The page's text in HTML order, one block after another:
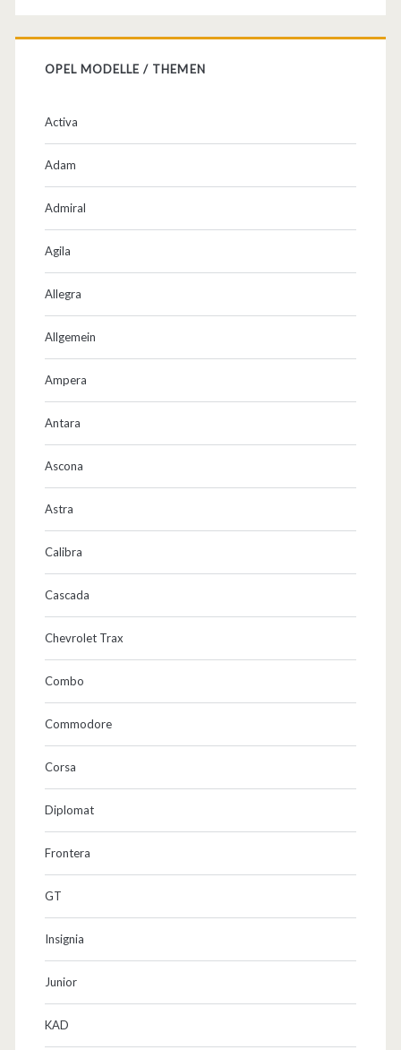
OPEL MODELLE / THEMEN
Activa
Adam
Admiral
Agila
Allegra
Allgemein
Ampera
Antara
Ascona
Astra
Calibra
Cascada
Chevrolet Trax
Combo
Commodore
Corsa
Diplomat
Frontera
GT
Insignia
Junior
KAD